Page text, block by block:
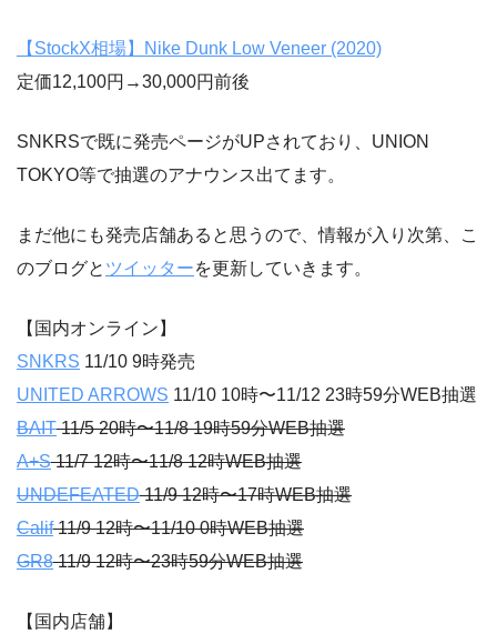
【StockX相場】Nike Dunk Low Veneer (2020)
定価12,100円→30,000円前後
SNKRSで既に発売ページがUPされており、UNION
TOKYO等で抽選のアナウンス出てます。
まだ他にも発売店舗あると思うので、情報が入り次第、こ
のブログと ツイッターを更新していきます。
【国内オンライン】
SNKRS 11/10 9時発売
UNITED ARROWS 11/10 10時〜11/12 23時59分WEB抽選
BAIT11/5 20時〜11/8 19時59分WEB抽選
A+S11/7 12時〜11/8 12時WEB抽選
UNDEFEATED11/9 12時〜17時WEB抽選
Calif11/9 12時〜11/10 0時WEB抽選
GR811/9 12時〜23時59分WEB抽選
【国内店舗】